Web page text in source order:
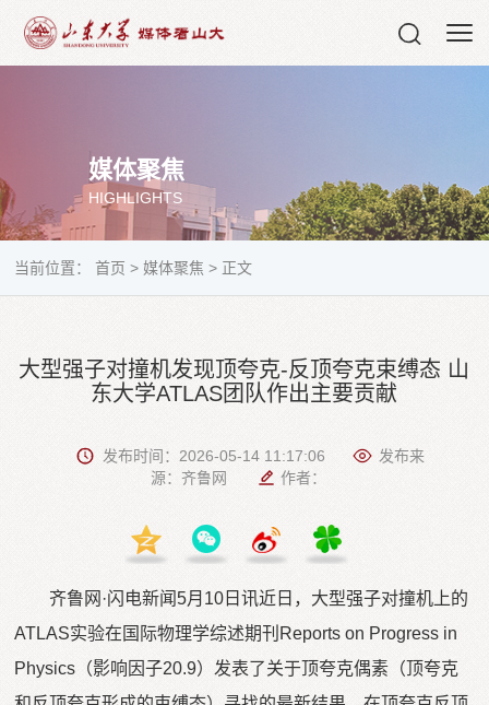
媒体聚焦
HIGHLIGHTS
当前位置：首页 > 媒体聚焦 > 正文
大型强子对撞机发现顶夸克-反顶夸克束缚态 山
东大学ATLAS团队作出主要贡献
发布时间：2026-05-14 11:17:06
发布来
源：齐鲁网
作者：
齐鲁网·闪电新闻5月10日讯近日，大型强子对撞机上的
ATLAS实验在国际物理学综述期刊Reports on Progress in
Physics（影响因子20.9）发表了关于顶夸克偶素（顶夸克